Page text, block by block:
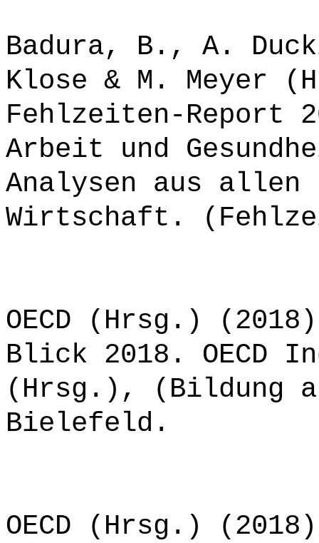
Badura, B., A.
Klose & M. Meyer
Fehlzeiten-Report
Arbeit und
Analysen aus allen
Wirtschaft.
OECD (Hrsg.)
Blick 2018. OECD
(Hrsg.), (Bildung
Bielefeld.
OECD (Hrsg.)